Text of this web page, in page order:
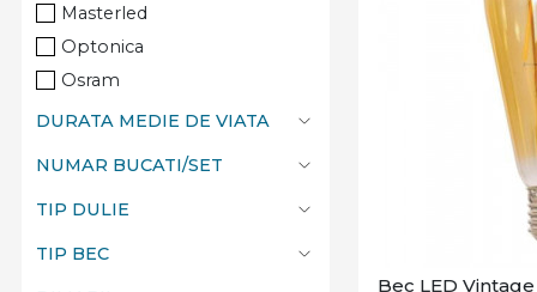
Masterled
Optonica
Osram
Rabalux
DURATA MEDIE DE VIATA
NUMAR BUCATI/SET
TIP DULIE
TIP BEC
Bec LED